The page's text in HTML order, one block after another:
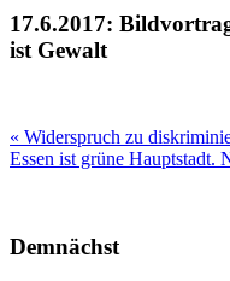
17.6.2017:
ist Gewalt
« Widerspruch zu
Essen ist grüne Hauptstadt.
Demnächst